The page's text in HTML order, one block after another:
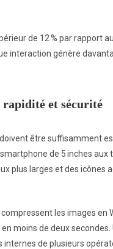
de 12 % par rapport
interaction génère
rapidité et sécurité
être suffisamment
de 5 inches aux
plus larges et des icônes
les images en
moins de deux
internes de plusieurs